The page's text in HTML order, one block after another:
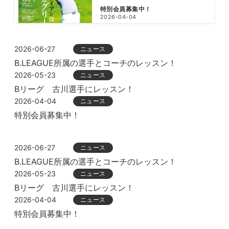
特別会員募集中！
2026-04-04
2026-06-27 ニュース
B.LEAGUE所属の選手とコーチのレッスン！
2026-05-23 ニュース
Bリーグ 古川選手にレッスン！
2026-04-04 ニュース
特別会員募集中！
2026-06-27 ニュース
B.LEAGUE所属の選手とコーチのレッスン！
2026-05-23 ニュース
Bリーグ 古川選手にレッスン！
2026-04-04 ニュース
特別会員募集中！